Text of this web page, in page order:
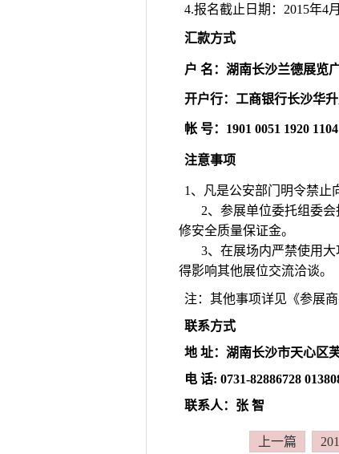
4.报名截止日期：2015年4
汇款方式
户 名：湖南长沙兰德展览
开户行：工商银行长沙华
帐 号： 1901 0051 1920
注意事项
1、凡是公安部门明令禁止
2、参展单位委托组委
修安全质量保证金。
3、在展场内严禁使用
得影响其他展位交流洽谈。
注：其他事项详见《参展商
联系方式
地 址：湖南长沙市天心区
电 话: 0731-82886728
联系人：张 智
上一篇